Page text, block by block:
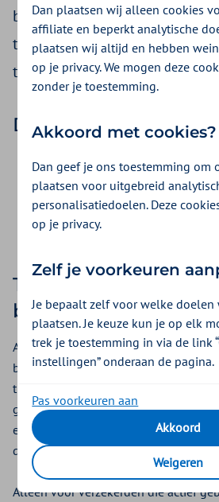
bloedglucosemeter inclusief
teststrips, inclusief eventuele
toebehoren.
Declaratiecodes voor
10310 (prestatiecodelijst 064)
1
10311 (prestatiecodelijst 064)
2
bloedglucosemeter
Als een verzekerde gebruik maakt
bloedglucosemeter met
therapiemanagement waarbij de
geeft, dan vult de voorschrijver de
een juist ingevuld formulier kunt u
de meter declareren.
Alleen voor verzekerden die actief
Dan plaatsen wij alleen cookies
affiliate en beperkt analytische
plaatsen wij altijd en hebben
op je privacy. We mogen deze
zonder je toestemming.
Akkoord met cookies?
Dan geef je ons toestemming om
plaatsen voor uitgebreid
personalisatiedoelen. Deze
op je privacy.
Zelf je voorkeuren
Je bepaalt zelf voor welke
plaatsen. Je keuze kun je op elk
trek je toestemming in via de link
instellingen” onderaan de pagina.
Pas voorkeuren aan
Akkoord
Weigeren